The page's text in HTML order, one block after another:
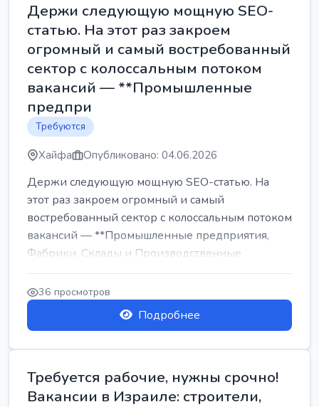
Держи следующую мощную SEO-
статью. На этот раз закроем
огромный и самый востребованный
сектор с колоссальным потоком
вакансий — **Промышленные
предпри
Требуются
Хайфа Опубликовано: 04.06.2026
Держи следующую мощную SEO-статью. На
этот раз закроем огромный и самый
востребованный сектор с колоссальным потоком
вакансий — **Промышленные предприятия,
Фабрики, Склады и Производственные
заводы** ...
36 просмотров
Подробнее
Требуется рабочие, нужны срочно!
Вакансии в Израиле: строители,